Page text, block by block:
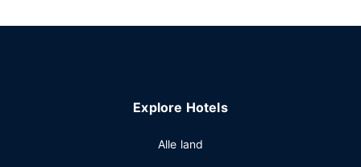
Explore Hotels
Alle land